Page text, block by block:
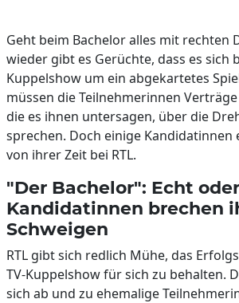
Geht beim Bachelor alles mit rechten
wieder gibt es Gerüchte, dass es sich
Kuppelshow um ein abgekartetes
müssen die Teilnehmerinnen
die es ihnen untersagen, über die
sprechen. Doch einige
von ihrer Zeit bei RTL.
"Der Bachelor": Echt
Kandidatinnen brechen
Schweigen
RTL gibt sich redlich Mühe, das
TV-Kuppelshow für sich zu behalten.
sich ab und zu ehemalige